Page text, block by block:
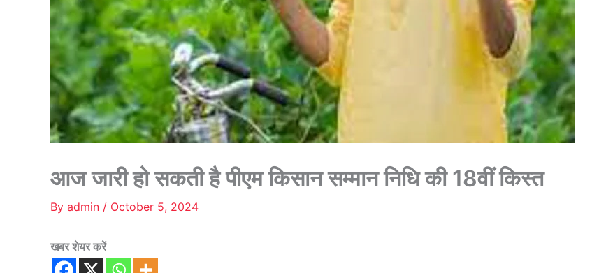
आज जारी हो सकती है पीएम किसान सम्मान निधि की 18वीं किस्त
By admin / October 5, 2024
खबर शेयर करें